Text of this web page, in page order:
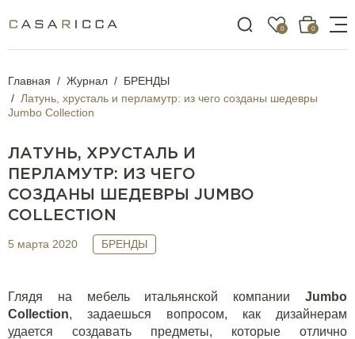
0 0
Главная Журнал
БРЕНДЫ
Латунь, хрусталь и перламутр: из чего созданы шедевры
Jumbo Collection
ЛАТУНЬ, ХРУСТАЛЬ И
ПЕРЛАМУТР: ИЗ ЧЕГО
СОЗДАНЫ ШЕДЕВРЫ JUMBO
COLLECTION
5 марта 2020 БРЕНДЫ
Глядя на мебель итальянской компании Jumbo
Collection, задаешься вопросом, как дизайнерам
удается создавать предметы, которые отлично